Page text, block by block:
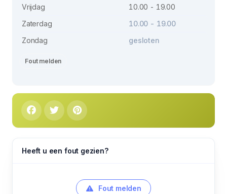
Vrijdag
10.00 - 19.00
Zaterdag
10.00 - 19.00
Zondag
gesloten
Fout melden
Heeft u een fout gezien?
Fout melden